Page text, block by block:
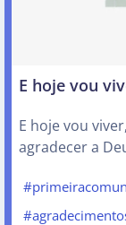
E hoje vou
E hoje vou
agradecer a